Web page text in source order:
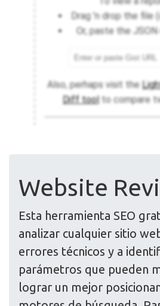
Website
Esta herramienta SEO
analizar cualquier sitio
errores técnicos y a
parámetros que pueden
lograr un mejor